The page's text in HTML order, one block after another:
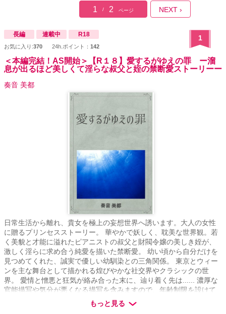
1 / 2 ページ NEXT ›
長編 連載中 R18
お気に入り:370 24h.ポイント： 142
1
＜本編完結！AS開始＞【R１８】愛するがゆえの罪 ー溜
息が出るほど美しくて淫らな叔父と姪の禁断愛ストーリーー
奏音 美都
日常生活から離れ、貴女を極上の妄想世界へ誘います。大人の女性
に贈るプリンセスストーリー。 華やかで妖しく、耽美な世界観。若
く美貌と才能に溢れたピアニストの叔父と財閥令嬢の美しき姪が、
激しく淫らに求め合う純愛を描いた禁断愛。 幼い頃から自分だけを
見つめてくれた、誠実で優しい幼馴染との三角関係。 東京とウィー
ンを主な舞台として描かれる煌びやかな社交界やクラシックの世
界。 愛情と憎悪と狂気が絡み合った末に、辿り着く先は...... 濃厚な
官能描写や気分が悪くなる描写を含みますので、年齢制限を設けて
いますが、それ以外にも不快に思う方は読まないで下さい。 殆どの
メインキャラが美男美女という、現実には有り得ない世界観で描い
もっと見る